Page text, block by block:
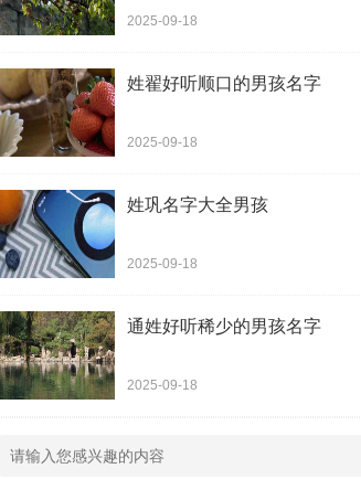
王佑展
王三岳
王采华
王乔裕
王建成
王绍
王加烨
王回悠
王佳宪
王献 王丰彦
王韩纷
王储豪
王弛修
2025-09-18
姓翟好听顺口的男孩名字
2025-09-18
姓巩名字大全男孩
2025-09-18
通姓好听稀少的男孩名字
2025-09-18